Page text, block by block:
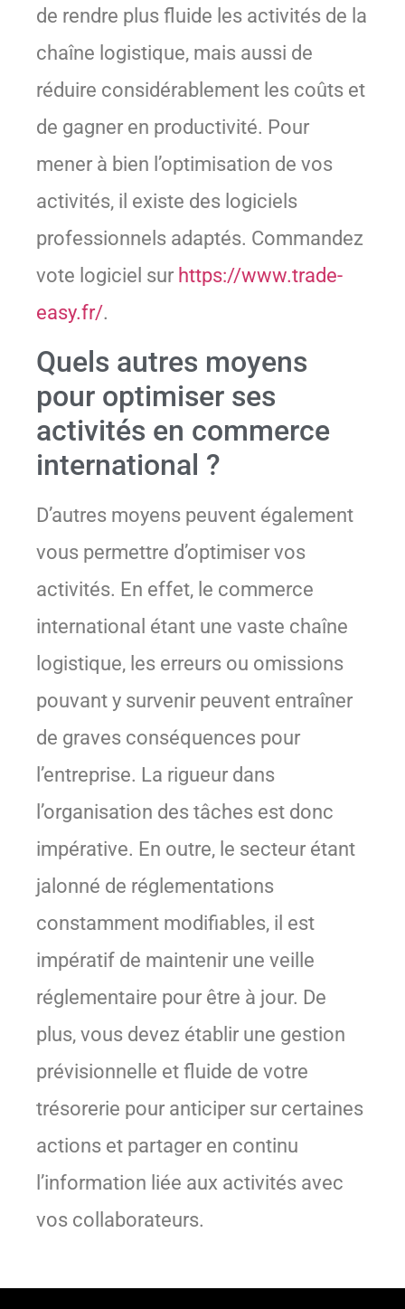
de rendre plus fluide les activités de la
chaîne logistique, mais aussi de
réduire considérablement les coûts et
de gagner en productivité. Pour
mener à bien l’optimisation de vos
activités, il existe des logiciels
professionnels adaptés. Commandez
vote logiciel sur https://www.trade-
easy.fr/.
Quels autres moyens
pour optimiser ses
activités en commerce
international ?
D’autres moyens peuvent également
vous permettre d’optimiser vos
activités. En effet, le commerce
international étant une vaste chaîne
logistique, les erreurs ou omissions
pouvant y survenir peuvent entraîner
de graves conséquences pour
l’entreprise. La rigueur dans
l’organisation des tâches est donc
impérative. En outre, le secteur étant
jalonné de réglementations
constamment modifiables, il est
impératif de maintenir une veille
réglementaire pour être à jour. De
plus, vous devez établir une gestion
prévisionnelle et fluide de votre
trésorerie pour anticiper sur certaines
actions et partager en continu
l’information liée aux activités avec
vos collaborateurs.